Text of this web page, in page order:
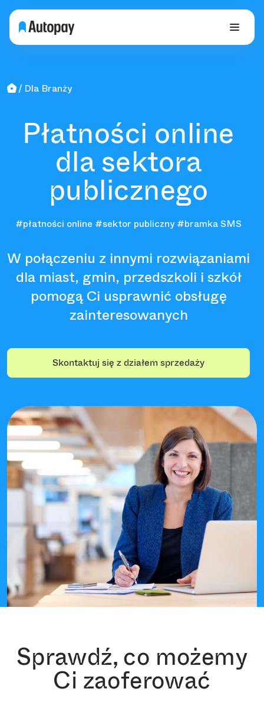
Dla Branży
Płatności online
dla sektora
publicznego
#płatności online #sektor publiczny #bramka SMS
W połączeniu z innymi rozwiązaniami
dla miast, gmin, przedszkoli i szkół
pomogą Ci usprawnić obsługę
zainteresowanych
Skontaktuj się z działem sprzedaży
Sprawdź, co możemy
Ci zaoferować